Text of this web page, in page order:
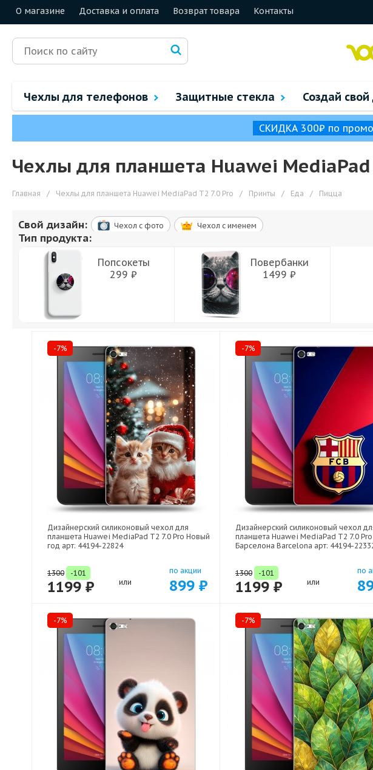
О магазине Доставка и оплата Возврат товара Контакты
Чехлы для телефонов Защитные стекла Создай
СКИДКА 300₽ по
Чехлы для планшета Huawei
Главная / Чехлы для планшета Huawei MediaPad T2 7.0 Pro / Принты / Еда / Пицца
Свой дизайн: Чехол c фото Чехол c именем
Тип продукта:
Попсокеты
299 ₽
Повербанки
1499 ₽
-7%
Дизайнерский силиконовый чехол для
планшета Huawei MediaPad T2 7.0 Pro Новый
год арт: 44194-22824
1300 -101
1199 ₽ или
по акции
899 ₽
-7%
Дизайнерский силиконовый чехол
планшета Huawei MediaPad T2 7.0 Pro
Барселона Barcelona арт: 44194-
1300 -101
1199 ₽ или
по
-7% -7%